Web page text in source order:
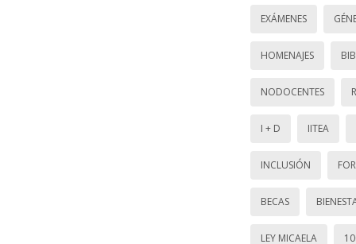
EXÁMENES
HOMENAJES
NODOCENTES
I + D IITEA
INCLUSIÓN
BECAS
LEY MICAELA